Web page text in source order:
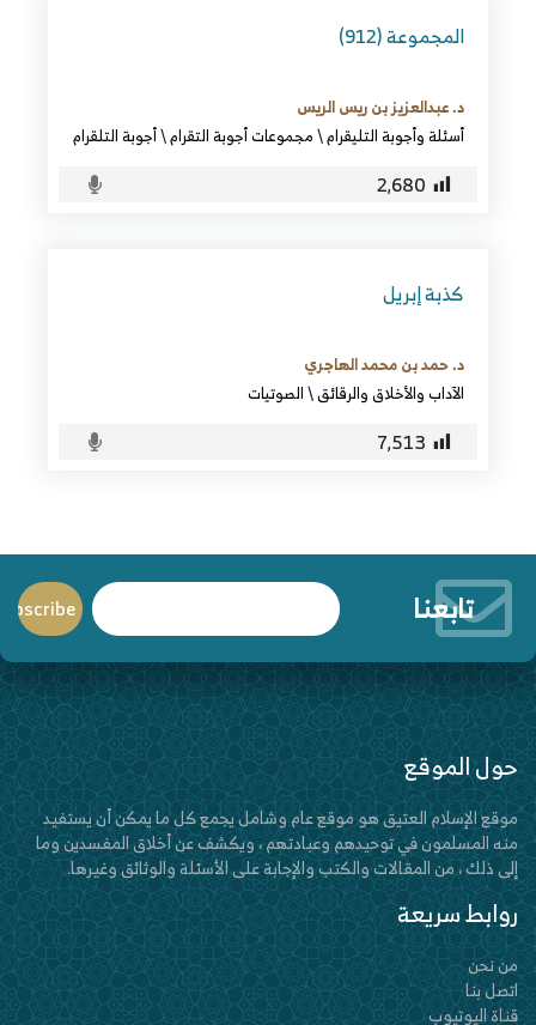
المجموعة (912)
د. عبدالعزيز بن ريس الريس
أسئلة وأجوبة التليقرام\مجموعات أجوبة التقرام\أجوبة التلقرام
2٬680
كذبة إبريل
د. حمد بن محمد الهاجري
الآداب والأخلاق والرقائق\الصوتيات
7٬513
تابعنا
حول الموقع
موقع الإسلام العتيق هو موقع عام وشامل يجمع كل ما يمكن أن يستفيد
منه المسلمون في توحيدهم وعبادتهم ، ويكشف عن أخلاق المفسدين وما
إلى ذلك ، من المقالات والكتب والإجابة على الأسئلة والوثائق وغيرها.
روابط سريعة
من نحن
اتصل بنا
قناة اليوتيوب